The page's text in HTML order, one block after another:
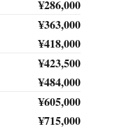
¥286,000
¥363,000
¥418,000
¥423,500
¥484,000
¥605,000
¥715,000